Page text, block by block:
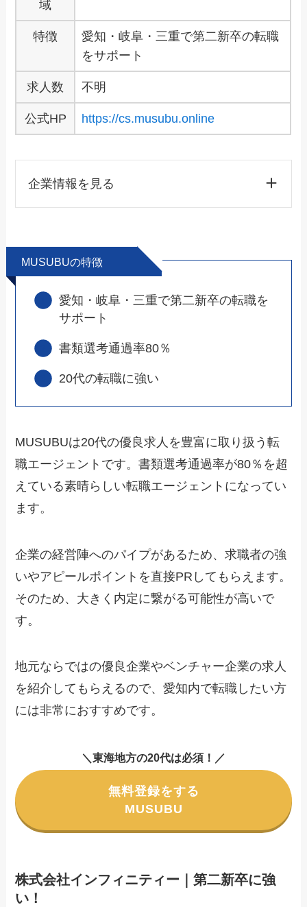
域
特徴
愛知・岐阜・三重で第二新卒の転職
をサポート
求人数 不明
公式HP https://cs.musubu.online
企業情報を見る
MUSUBUの特徴
愛知・岐阜・三重で第二新卒の転職を
サポート
書類選考通過率80％
20代の転職に強い
MUSUBUは20代の優良求人を豊富に取り扱う転
職エージェントです。書類選考通過率が80％を超
えている素晴らしい転職エージェントになってい
ます。
企業の経営陣へのパイプがあるため、求職者の強
いやアピールポイントを直接PRしてもらえます。
そのため、大きく内定に繋がる可能性が高いで
す。
地元ならではの優良企業やベンチャー企業の求人
を紹介してもらえるので、愛知内で転職したい方
には非常におすすめです。
＼東海地方の20代は必須！／
無料登録をする
MUSUBU
株式会社インフィニティー｜第二新卒に強
い！